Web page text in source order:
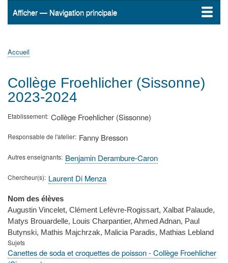
Navigation
Afficher — Navigation principale
Accueil
ActualitésMATh.en.JEANS ?
Régions et Ateliers
Créer, gérer un atelier
Sujets/Publications
Congrès
d'Ariane
Accueil
Collège Froehlicher (Sissonne)
2023-2024
Etablissement Collège Froehlicher (Sissonne)
Responsable de l'atelier Fanny Bresson
Autres enseignants Benjamin Derambure-Caron
Chercheur(s) Laurent Di Menza
Nom des élèves
Augustin Vincelet, Clément Lefèvre-Rogissart, Xalbat Palaude,
Matys Brouardelle, Louis Charpantier, Ahmed Adnan, Paul
Butynski, Mathis Majchrzak, Malicia Paradis, Mathias Lebland
Sujets
Canettes de soda et croquettes de poisson - Collège Froehlicher